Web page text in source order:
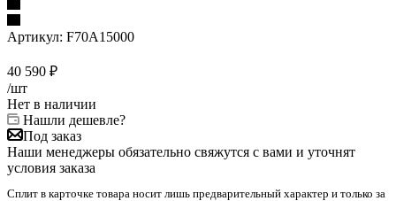
Артикул: F70A15000
40 590 ₽
/шт
Нет в наличии
Нашли дешевле?
Под заказ
Наши менеджеры обязательно свяжутся с вами и уточнят
условия заказа
Сплит в карточке товара носит лишь предварительный характер и только за